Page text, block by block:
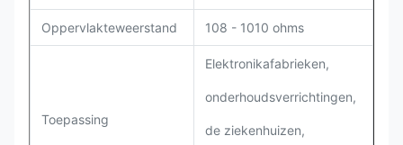
Oppervlakteweerstand 108 - 1010 ohms
Toepassing
Elektronikafabrieken,
onderhoudsverrichtingen,
de ziekenhuizen,